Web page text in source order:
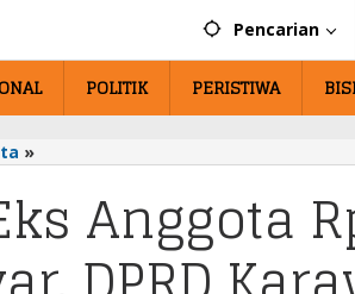
Pencarian
POLITIK PERISTIWA
»
Anggota
Rp450
belum
Anggota